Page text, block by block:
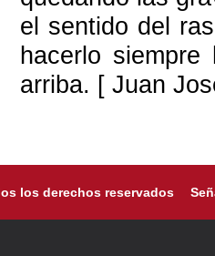
el sentido del
hacerlo
arriba. [ Juan
los derechos reservados